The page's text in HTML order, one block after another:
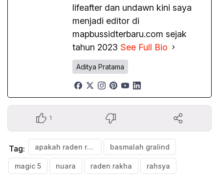
lifeafter dan undawn kini saya
menjadi editor di
mapbussidterbaru.com sejak
tahun 2023 See Full Bio
Aditya Pratama
1
Tag: apakah raden rakha dan basmalah gralind berpacaran basmalah gralind
magic 5 nuara raden rakha rahsya